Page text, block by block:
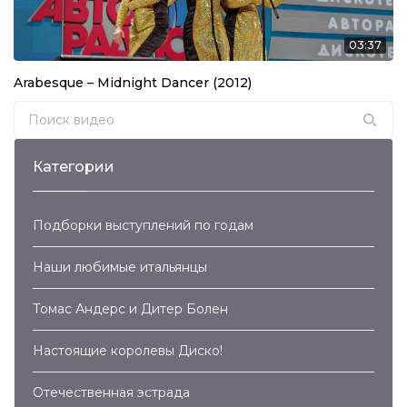
04:15
Валерий Леонтьев – Маргарита (2007)
Валерий Леонтьев – Дельтаплан (2007)
04:04
02:54
Здравствуй, Песня – Синий Иней (2007)
05:46
03:37
Arabesque – Midnight Dancer (2012)
Search for:
Категории
Подборки выступлений по годам
Наши любимые итальянцы
Томас Андерс и Дитер Болен
Настоящие королевы Диско!
Отечественная эстрада